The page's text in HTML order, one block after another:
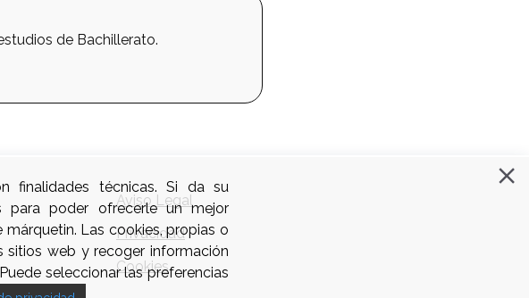
de Bachillerato.
Aviso Legal
Privacidad
Cookies
finalidades técnicas. Si da su
para poder ofrecerle un mejor
Las cookies, propias o
sitios web y recoger información
seleccionar las preferencias